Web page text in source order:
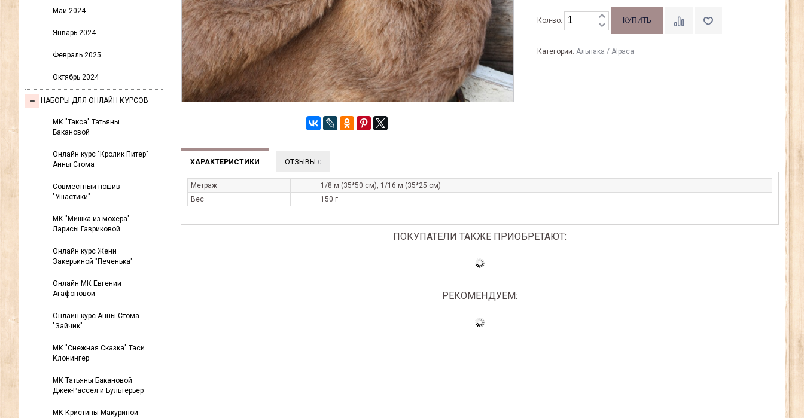
Май 2024
Январь 2024
Февраль 2025
Октябрь 2024
НАБОРЫ ДЛЯ ОНЛАЙН КУРСОВ
МК "Такса" Татьяны
Бакановой
Онлайн курс "Кролик Питер"
Анны Стома
Совместный пошив
"Ушастики"
МК "Мишка из мохера"
Ларисы Гавриковой
Онлайн курс Жени
Закерьиной "Печенька"
Онлайн МК Евгении
Агафоновой
Онлайн курс Анны Стома
"Зайчик"
МК "Снежная Сказка" Таси
Клонингер
МК Татьяны Бакановой
Джек-Рассел и Бультерьер
МК Кристины Макуриной
Кол-во:
Категории: Альпака / Alpaca
ХАРАКТЕРИСТИКИ ОТЗЫВЫ 0
Метраж
1/8 м (35*50 см), 1/16 м (35*25 см)
Вес
150 г
ПОКУПАТЕЛИ ТАКЖЕ ПРИОБРЕТАЮТ:
РЕКОМЕНДУЕМ: